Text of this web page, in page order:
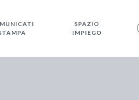
SPAZIO
IMPIEGO